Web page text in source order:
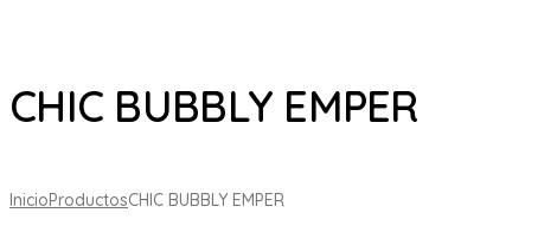
CHIC BUBBLY EMPER
InicioProductosCHIC BUBBLY EMPER